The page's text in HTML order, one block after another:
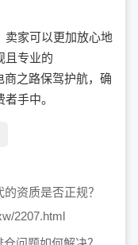
卖家可以更加放心地
且专业的
商之路保驾护航，确
手中。
资质是否正规？
2207.html